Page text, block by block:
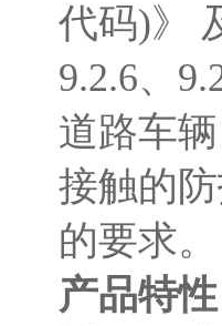
代码)》
9.2.6、
道路车
接触的
的要求。
产品特性